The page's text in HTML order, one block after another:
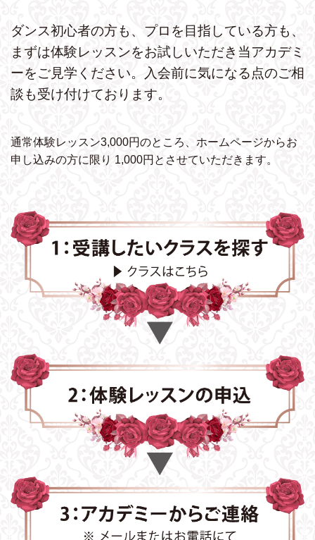
ダンス初心者の方も、プロを目指している方も、
まずは体験レッスンをお試しいただき 当アカデミ
ーをご見学ください。
入会前に気になる点のご相
談も受け付けております。
通常体験レッスン3,000円のところ、ホームページからお
申し込みの方に限り 1,000円とさせていただきます。